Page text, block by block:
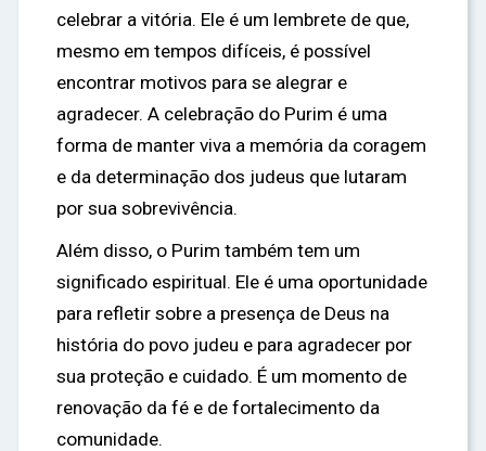
celebrar a vitória. Ele é um lembrete de que,
mesmo em tempos difíceis, é possível
encontrar motivos para se alegrar e
agradecer. A celebração do Purim é uma
forma de manter viva a memória da coragem
e da determinação dos judeus que lutaram
por sua sobrevivência.
Além disso, o Purim também tem um
significado espiritual. Ele é uma oportunidade
para refletir sobre a presença de Deus na
história do povo judeu e para agradecer por
sua proteção e cuidado. É um momento de
renovação da fé e de fortalecimento da
comunidade.